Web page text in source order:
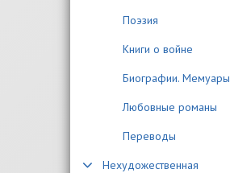
Поэзия
Книги о войне
Биографии. Мемуары
Любовные романы
Переводы
Нехудожественная